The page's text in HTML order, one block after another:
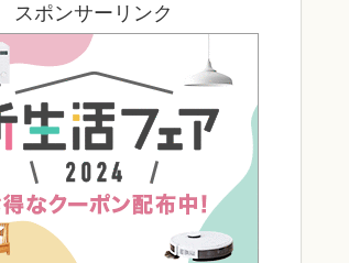
スポンサーリンク